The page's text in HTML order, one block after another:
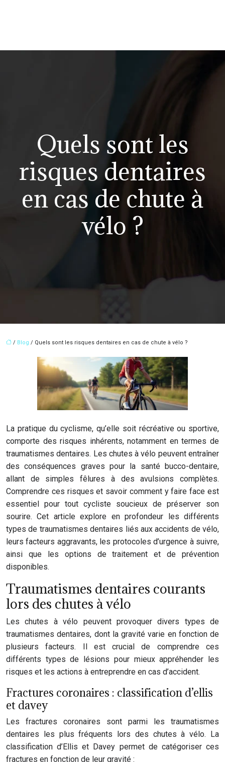
Quels sont les
risques dentaires
en cas de chute à
vélo ?
/ Blog / Quels sont les risques dentaires en cas de chute à vélo ?
La pratique du cyclisme, qu’elle soit récréative ou sportive,
comporte des risques inhérents, notamment en termes de
traumatismes dentaires. Les chutes à vélo peuvent entraîner
des conséquences graves pour la santé bucco-dentaire,
allant de simples fêlures à des avulsions complètes.
Comprendre ces risques et savoir comment y faire face est
essentiel pour tout cycliste soucieux de préserver son
sourire. Cet article explore en profondeur les différents
types de traumatismes dentaires liés aux accidents de vélo,
leurs facteurs aggravants, les protocoles d’urgence à suivre,
ainsi que les options de traitement et de prévention
disponibles.
Traumatismes dentaires courants
lors des chutes à vélo
Les chutes à vélo peuvent provoquer divers types de
traumatismes dentaires, dont la gravité varie en fonction de
plusieurs facteurs. Il est crucial de comprendre ces
différents types de lésions pour mieux appréhender les
risques et les actions à entreprendre en cas d’accident.
Fractures coronaires : classification d’ellis
et davey
Les fractures coronaires sont parmi les traumatismes
dentaires les plus fréquents lors des chutes à vélo. La
classification d’Ellis et Davey permet de catégoriser ces
fractures en fonction de leur gravité :